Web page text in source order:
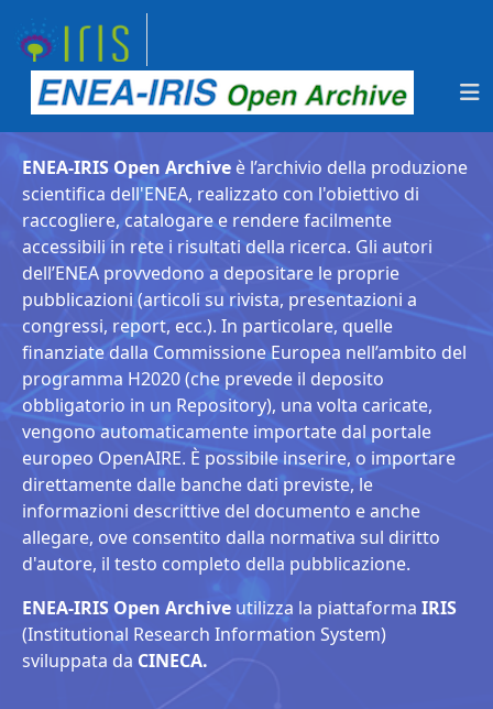
ENEA-IRIS Open Archive è l’archivio della produzione
scientifica dell'ENEA, realizzato con l'obiettivo di
raccogliere, catalogare e rendere facilmente
accessibili in rete i risultati della ricerca. Gli autori
dell’ENEA provvedono a depositare le proprie
pubblicazioni (articoli su rivista, presentazioni a
congressi, report, ecc.). In particolare, quelle
finanziate dalla Commissione Europea nell’ambito del
programma H2020 (che prevede il deposito
obbligatorio in un Repository), una volta caricate,
vengono automaticamente importate dal portale
europeo OpenAIRE. È possibile inserire, o importare
direttamente dalle banche dati previste, le
informazioni descrittive del documento e anche
allegare, ove consentito dalla normativa sul diritto
d'autore, il testo completo della pubblicazione.
ENEA-IRIS Open Archive utilizza la piattaforma IRIS
(Institutional Research Information System)
sviluppata da CINECA.